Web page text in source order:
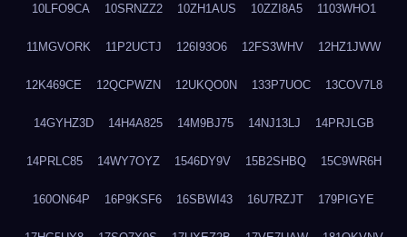
10LFO9CA 10SRNZZ2 10ZH1AUS 10ZZI8A5 1103WHO1
11MGVORK 11P2UCTJ 126I93O6 12FS3WHV 12HZ1JWW
12K469CE 12QCPWZN 12UKQO0N 133P7UOC 13COV7L8
14GYHZ3D 14H4A825 14M9BJ75 14NJ13LJ 14PRJLGB
14PRLC85 14WY7OYZ 1546DY9V 15B2SHBQ 15C9WR6H
160ON64P 16P9KSF6 16SBWI43 16U7RZJT 179PIGYE